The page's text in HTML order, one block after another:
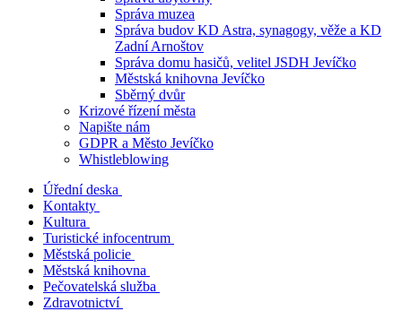
Správa muzea
Správa budov KD Astra, synagogy, věže a KD
Zadní Arnoštov
Správa domu hasičů, velitel JSDH Jevíčko
Městská knihovna Jevíčko
Sběrný dvůr
Krizové řízení města
Napište nám
GDPR a Město Jevíčko
Whistleblowing
Úřední deska
Kontakty
Kultura
Turistické infocentrum
Městská policie
Městská knihovna
Pečovatelská služba
Zdravotnictví